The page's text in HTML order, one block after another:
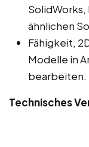
SolidWorks,
ähnlichen
Fähigkeit,
Modelle in
bearbeiten.
Technisches